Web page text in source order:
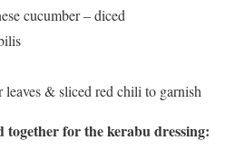
cucumber – diced
& sliced red chili to garnish
together for the kerabu dressing: